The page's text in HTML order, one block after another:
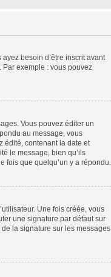
besoin d’être inscrit avant
exemple : vous pouvez
Vous pouvez éditer un
au message, vous
édité, contenant la date et
le message, bien qu’ils
que quelqu’un y a répondu.
Une fois créée, vous
une signature par défaut sur
la signature sur les messages